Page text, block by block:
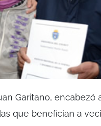
Garitano, encabezó
que benefician a